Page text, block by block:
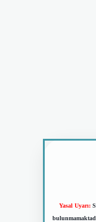
Yasal Uyarı: